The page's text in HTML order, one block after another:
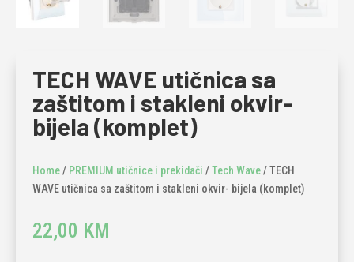
TECH WAVE utičnica sa
zaštitom i stakleni okvir-
bijela (komplet)
Home/ PREMIUM utičnice i prekidači /Tech Wave/ TECH
WAVE utičnica sa zaštitom i stakleni okvir- bijela (komplet)
22,00 KM